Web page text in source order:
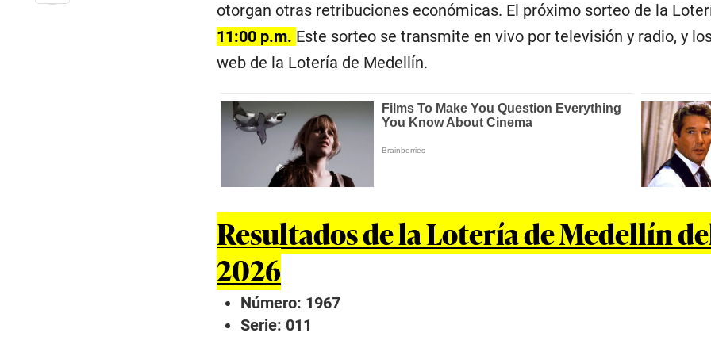
otorgan otras retribuciones económicas. El próximo sorteo de la
11:00 p.m. Este sorteo se transmite en vivo por televisión y radio, y
web de la Lotería de Medellín.
Resultados de la Lotería de Medellín
2026
Número: 1967
Serie: 011